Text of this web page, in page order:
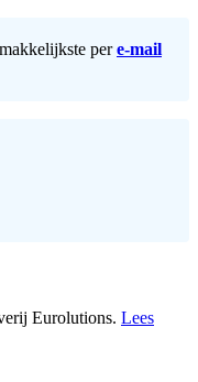
pere-mail
Eurolutions. Lees